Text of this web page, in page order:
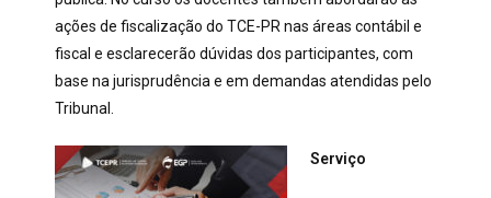
ações de fiscalização do TCE-PR nas áreas contábil e
fiscal e esclarecerão dúvidas dos participantes, com
base na jurisprudência e em demandas atendidas pelo
Tribunal.
Serviço